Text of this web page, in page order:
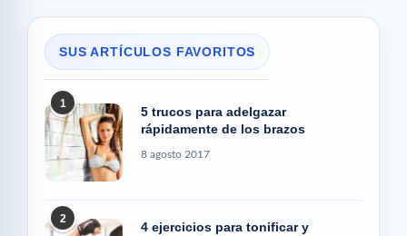
SUS ARTÍCULOS FAVORITOS
1
5 trucos para adelgazar
rápidamente de los brazos
8 agosto 2017
2
4 ejercicios para tonificar y